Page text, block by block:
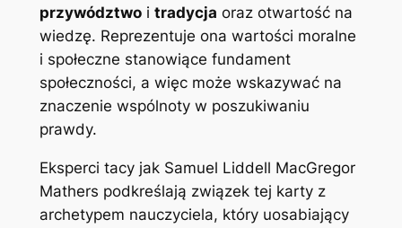
przywództwoi tradycja oraz otwartość na
wiedzę. Reprezentuje ona wartości moralne
i społeczne stanowiące fundament
społeczności, a więc może wskazywać na
znaczenie wspólnoty w poszukiwaniu
prawdy.
Eksperci tacy jak Samuel Liddell MacGregor
Mathers podkreślają związek tej karty z
archetypem nauczyciela, który uosabiający